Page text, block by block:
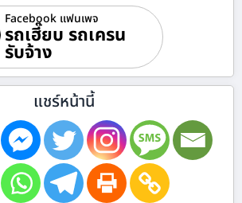
Facebook แฟนเพจ
รถเฮี๊ยบ รถเครน
รับจ้าง
แชร์หน้านี้